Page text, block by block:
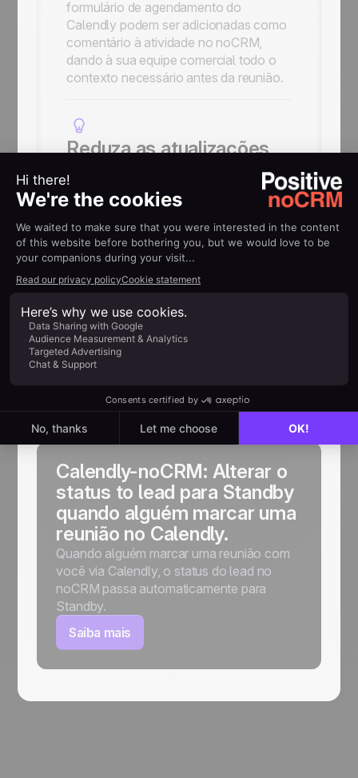
formulário de agendamento do
Calendly podem ser adicionadas como
comentário à atividade no noCRM,
dando à sua equipe comercial todo o
contexto necessário antes da reunião.
Reduza as atualizações
manuais
Em vez de atualizar seus leads após
cada agendamento, deixe o Zapier
automatizar o processo entre o
Calendly e o noCRM para manter seu
pipeline sempre atualizado.
AJUDA
Guias de
implementação
Calendly-noCRM: Alterar o
status to lead para Standby
quando alguém marcar uma
reunião no Calendly.
Quando alguém marcar uma reunião com
você via Calendly, o status do lead no
noCRM passa automaticamente para
Standby.
Saiba mais